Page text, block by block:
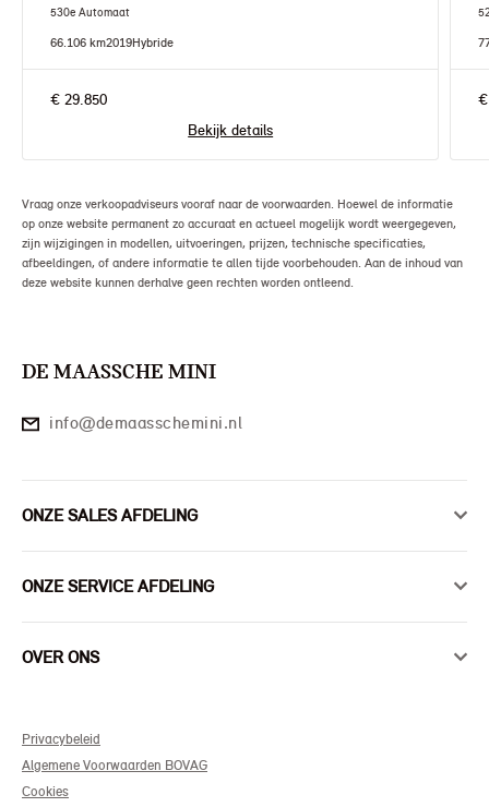
530e Automaat
66.106 km2019Hybride
€ 29.850
Bekijk details
Vraag onze verkoopadviseurs vooraf naar de voorwaarden. Hoewel de informatie
op onze website permanent zo accuraat en actueel mogelijk wordt weergegeven,
zijn wijzigingen in modellen, uitvoeringen, prijzen, technische specificaties,
afbeeldingen, of andere informatie te allen tijde voorbehouden. Aan de inhoud van
deze website kunnen derhalve geen rechten worden ontleend.
DE MAASSCHE MINI
info@demaasschemini.nl
ONZE SALES AFDELING
ONZE SERVICE AFDELING
OVER ONS
Privacybeleid
Algemene Voorwaarden BOVAG
Cookies